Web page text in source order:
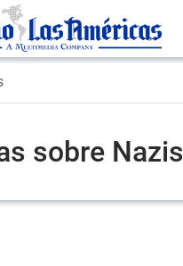
sobre Nazis